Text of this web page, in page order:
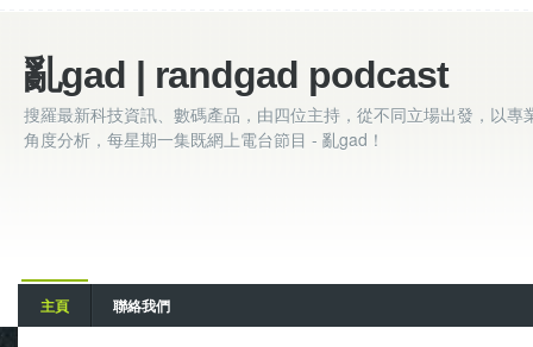
亂gad | randgad podcast
搜羅最新科技資訊、數碼產品，由四位主持，從不同立場出發，以專
角度分析，每星期一集既網上電台節目 - 亂gad！
主頁 聯絡我們